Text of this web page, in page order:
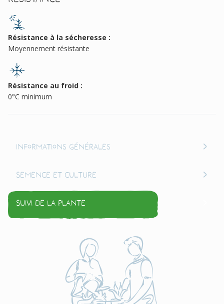
Résistance à la sécheresse :
Moyennement résistante
Résistance au froid :
0°C minimum
Informations générales
Semence et culture
Suivi de la plante